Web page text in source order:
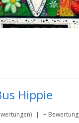
Hippie
+ Bewertung